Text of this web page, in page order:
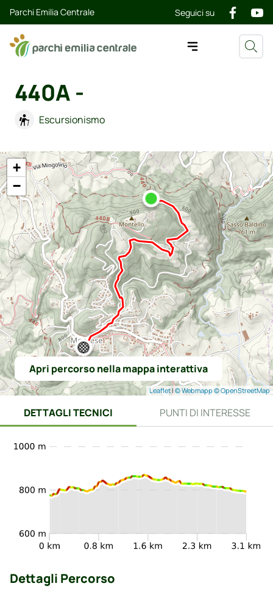
Parchi Emilia Centrale Seguici su
440A -
Escursionismo
Apri percorso nella mappa interattiva
+
−
Leaflet |© Webmapp © OpenStreetMap
DETTAGLI TECNICI PUNTI DI INTERESSE
Dettagli Percorso